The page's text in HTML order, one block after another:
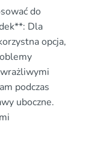
do
Dla
opcja,
podczas
uboczne.